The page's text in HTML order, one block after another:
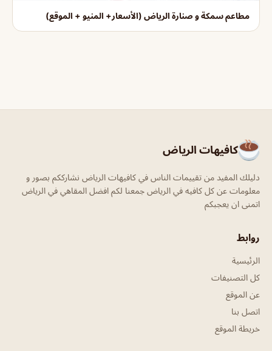
مطاعم سمكة و صنارة الرياض (الأسعار+ المنيو + الموقع)
كافيهات الرياض
دليلك المفيد من تقييمات الناس في كافيهات الرياض نشارككم بصور و
معلومات عن كل كافيه في الرياض جمعنا لكم افضل المقاهي في الرياض
اتمنى ان يعجبكم
روابط
الرئيسية
كل التصنيفات
عن الموقع
اتصل بنا
خريطة الموقع